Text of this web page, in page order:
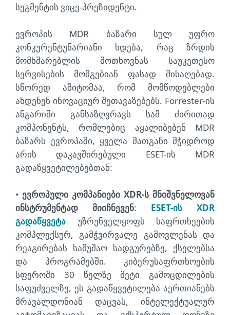
სეგმენტის ვიცე-პრეზიდენტი.
ევროპის MDR ბაზარი სულ უფრო
კონკურენტუნარიანი ხდება, რაც ზრდის
მომხმარებლის მოთხოვნას საუკეთესო
სერვისების მომგებიან ფასად მისაღებად.
სწორედ ამიტომაა, რომ მომწოდებლები
ახდენენ ინოვაციურ შეთავაზებებს. Forrester-ის
ანგარიში განსაზღვრავს სამ ძირითად
კომპონენტს, რომლებიც აყალიბებენ MDR
ბაზარს ევროპაში, ყველა მათგანი მჭიდროდ
არის დაკავშირებული ESET-ის MDR
გადაწყვეტილებებთან:
• ევროპული კომპანიები XDR-ს მნიშვნელოვან
ინსტრუმენტად მიიჩნევენ: ESET-ის XDR
გადაწყვეტა უზრუნველყოფს საფრთხეების
კომპლექსურ, გამჭვირვალე გამოვლენას და
რეაგირებას სამუშაო სადგურებზე, ქსელებსა
და პროგრამებში. კიბერუსაფრთხოების
სფეროში 30 წელზე მეტი გამოცდილების
საფუძველზე, ეს გადაწყვეტილება აერთიანებს
მრავალდონიან დაცვას, ინტელექტუალურ